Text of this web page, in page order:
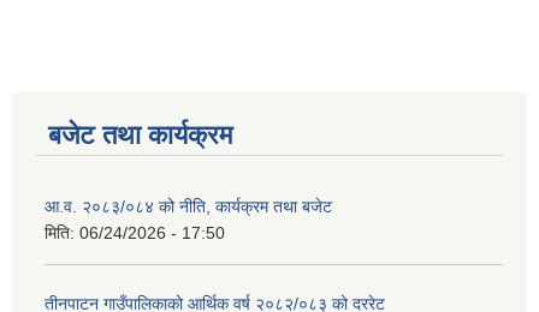
बजेट तथा कार्यक्रम
आ.व. २०८३/०८४ को नीति, कार्यक्रम तथा बजेट
मिति: 06/24/2026 - 17:50
तीनपाटन गाउँपालिकाको आर्थिक वर्ष २०८२/०८३ को दररेट